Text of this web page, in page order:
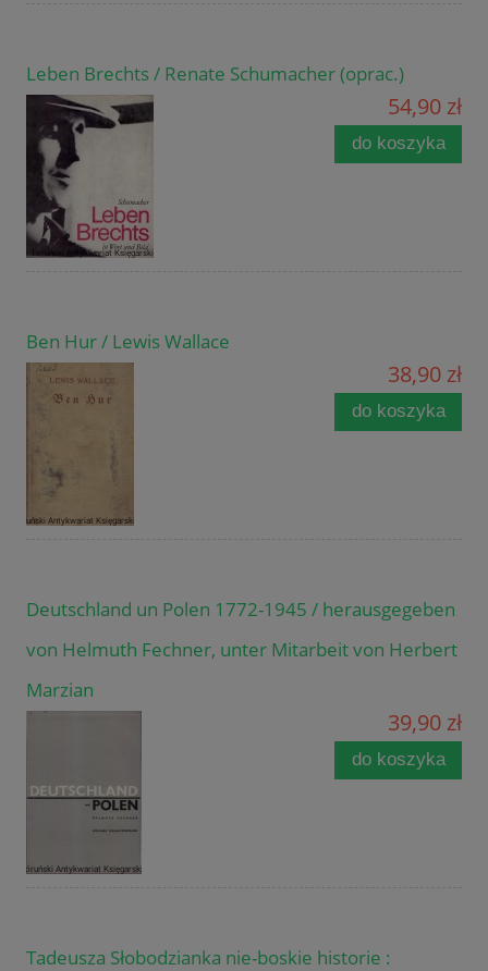
Leben Brechts / Renate Schumacher (oprac.)
54,90 zł
do koszyka
Ben Hur / Lewis Wallace
38,90 zł
do koszyka
Deutschland un Polen 1772-1945 / herausgegeben
von Helmuth Fechner, unter Mitarbeit von Herbert
Marzian
39,90 zł
do koszyka
Tadeusza Słobodzianka nie-boskie historie :